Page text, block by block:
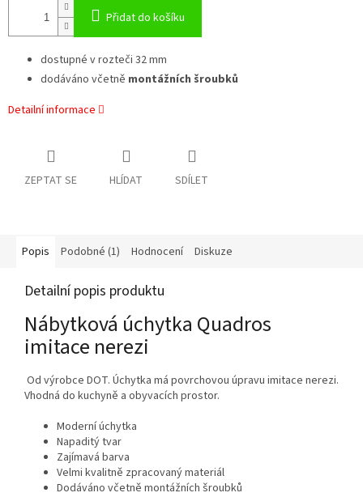
Přidat do košíku
dostupné v rozteči 32 mm
dodáváno včetně montážních šroubků
Detailní informace
ZEPTAT SE HLÍDAT SDÍLET
Popis Podobné (1) Hodnocení Diskuze
Detailní popis produktu
Nábytková úchytka Quadros
imitace nerezi
Od výrobce DOT. Úchytka má povrchovou úpravu imitace nerezi.
Vhodná do kuchyně a obyvacích prostor.
Moderní úchytka
Napaditý tvar
Zajímavá barva
Velmi kvalitně zpracovaný materiál
Dodáváno včetně montážních šroubků